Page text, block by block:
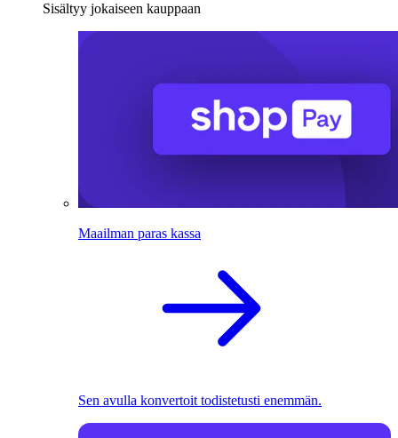
Sisältyy jokaiseen kauppaan
Maailman paras kassa
Sen avulla konvertoit todistetusti enemmän.